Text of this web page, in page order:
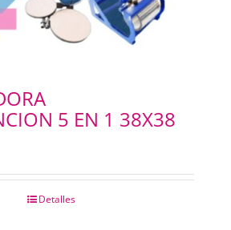
5 EN 1 38X38
Detalles